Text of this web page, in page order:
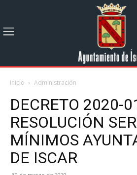
Inicio Administración
DECRETO 2020-
RESOLUCIÓN
MÍNIMOS
DE ISCAR